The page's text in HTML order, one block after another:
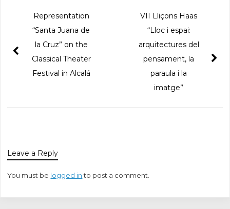
VII Lliçons Haas
“Lloc i espai:
arquitectures del
pensament, la
paraula i la
imatge”
Representation
“Santa Juana de
la Cruz” on the
Classical Theater
Festival in Alcalá
Leave a Reply
You must be logged into post a comment.